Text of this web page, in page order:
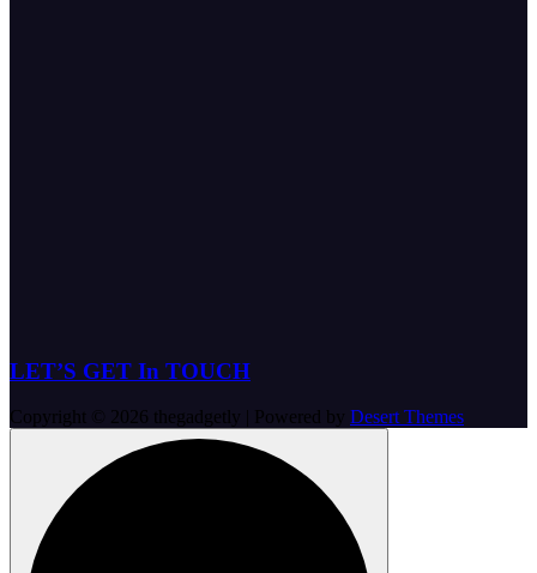
LET’S GET In TOUCH
Copyright © 2026 thegadgetly | Powered by Desert Themes